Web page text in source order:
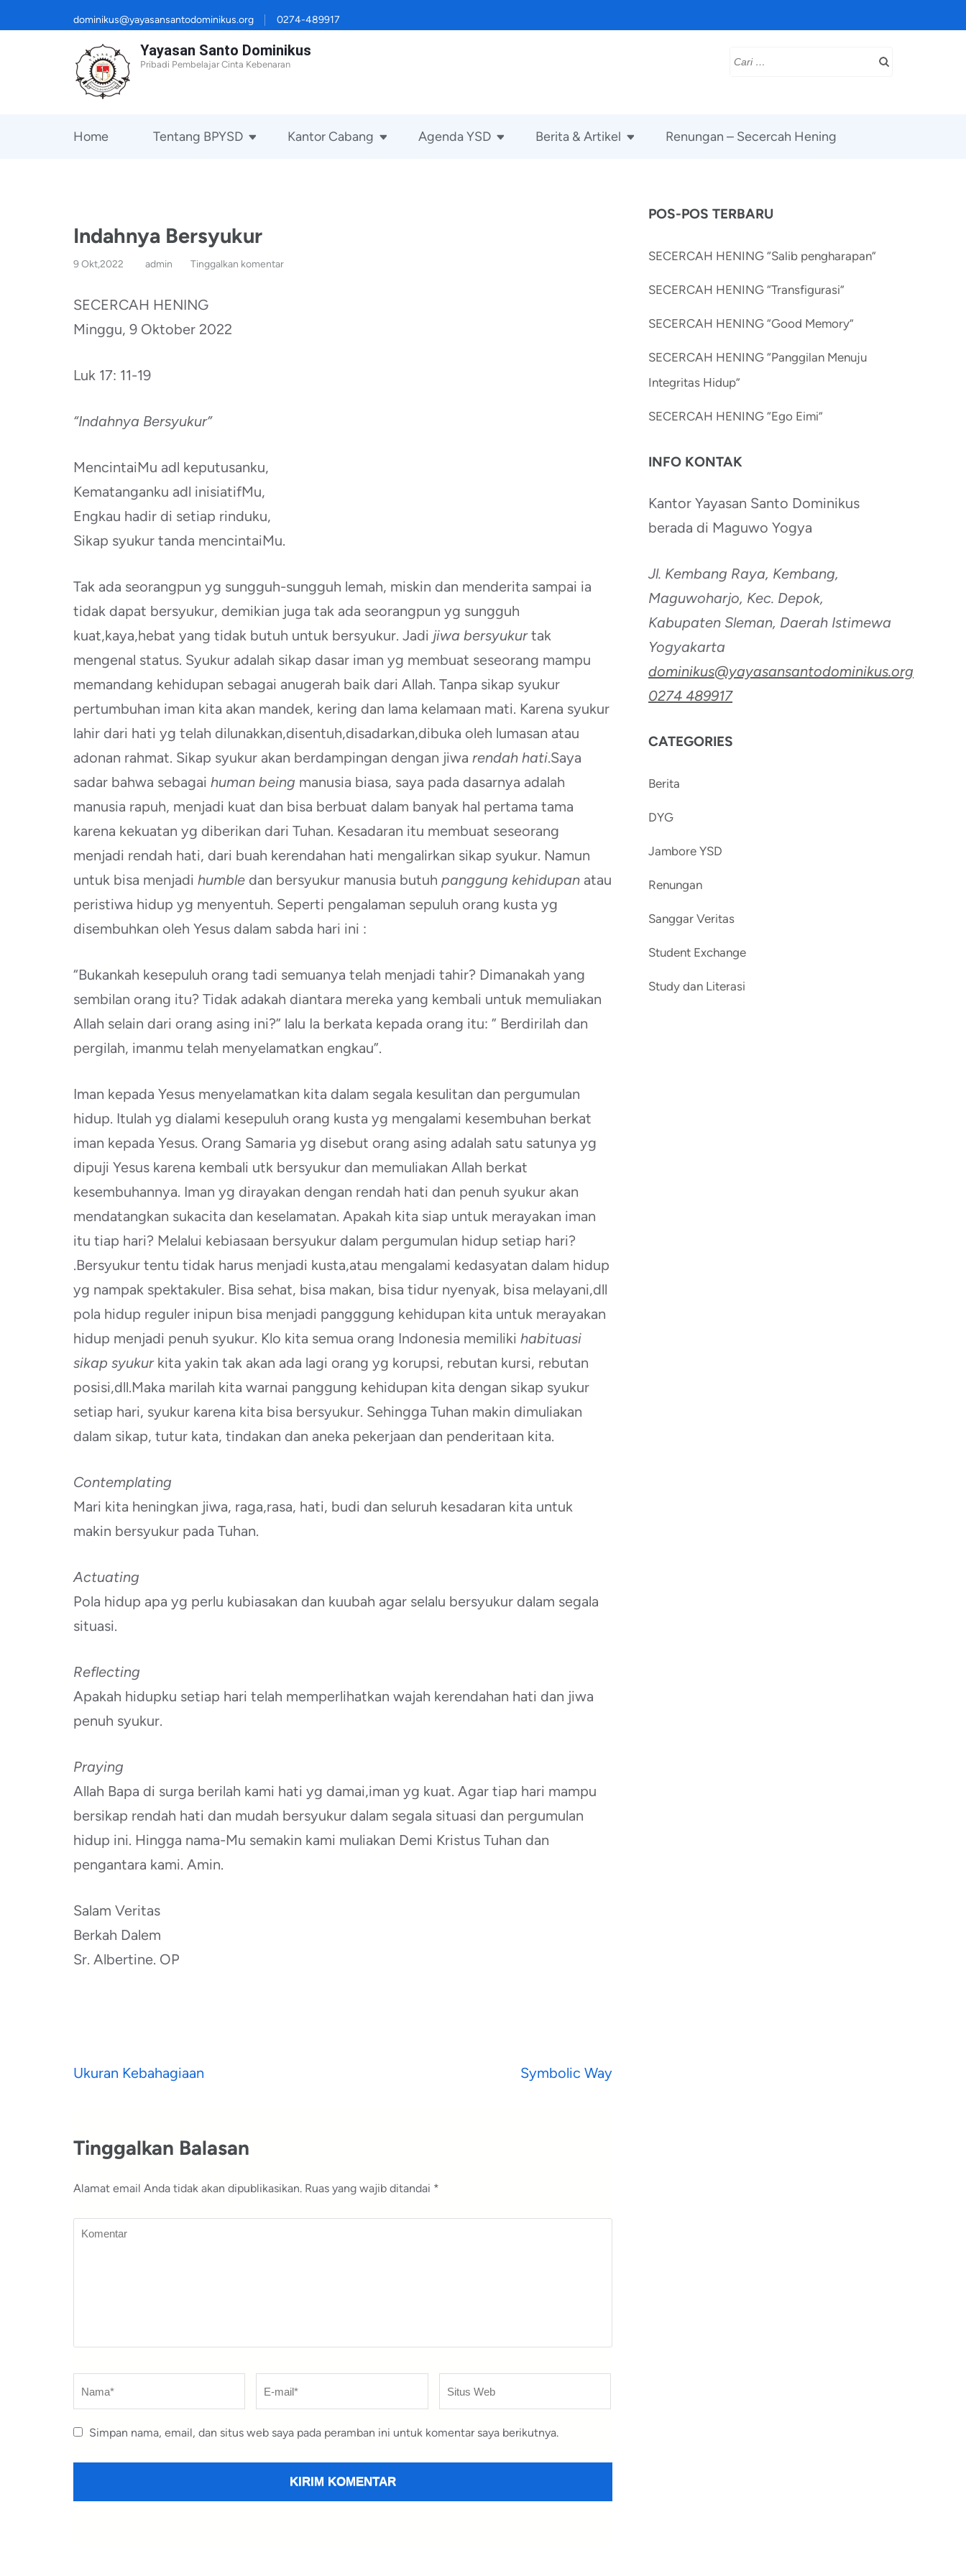
ke
dominikus@yayasansantodominikus.org 0274-489917
Yayasan Santo Dominikus
Pribadi Pembelajar Cinta Kebenaran
Cari
Home Tentang BPYSD Kantor Cabang Agenda YSD Berita & Artikel Renungan – Secercah Hening
Indahnya Bersyukur
9 Okt,2022 admin Tinggalkan komentar
SECERCAH HENING
Minggu, 9 Oktober 2022
Luk 17: 11-19
“Indahnya Bersyukur”
MencintaiMu adl keputusanku,
Kematanganku adl inisiatifMu,
Engkau hadir di setiap rinduku,
Sikap syukur tanda mencintaiMu.
Tak ada seorangpun yg sungguh-sungguh lemah, miskin dan menderita sampai ia
tidak dapat bersyukur, demikian juga tak ada seorangpun yg sungguh
kuat,kaya,hebat yang tidak butuh untuk bersyukur. Jadi jiwa bersyukurtak
mengenal status. Syukur adalah sikap dasar iman yg membuat seseorang mampu
memandang kehidupan sebagai anugerah baik dari Allah. Tanpa sikap syukur
pertumbuhan iman kita akan mandek, kering dan lama kelamaan mati. Karena syukur
lahir dari hati yg telah dilunakkan,disentuh,disadarkan,dibuka oleh lumasan atau
adonan rahmat. Sikap syukur akan berdampingan dengan jiwa rendah hati.Saya
sadar bahwa sebagai human being manusia biasa, saya pada dasarnya adalah
manusia rapuh, menjadi kuat dan bisa berbuat dalam banyak hal pertama tama
karena kekuatan yg diberikan dari Tuhan. Kesadaran itu membuat seseorang
menjadi rendah hati, dari buah kerendahan hati mengalirkan sikap syukur. Namun
untuk bisa menjadi humble dan bersyukur manusia butuh panggung kehidupan atau
peristiwa hidup yg menyentuh. Seperti pengalaman sepuluh orang kusta yg
disembuhkan oleh Yesus dalam sabda hari ini :
“Bukankah kesepuluh orang tadi semuanya telah menjadi tahir? Dimanakah yang
sembilan orang itu? Tidak adakah diantara mereka yang kembali untuk memuliakan
Allah selain dari orang asing ini?” lalu Ia berkata kepada orang itu: ” Berdirilah dan
pergilah, imanmu telah menyelamatkan engkau”.
Iman kepada Yesus menyelamatkan kita dalam segala kesulitan dan pergumulan
hidup. Itulah yg dialami kesepuluh orang kusta yg mengalami kesembuhan berkat
iman kepada Yesus. Orang Samaria yg disebut orang asing adalah satu satunya yg
dipuji Yesus karena kembali utk bersyukur dan memuliakan Allah berkat
kesembuhannya. Iman yg dirayakan dengan rendah hati dan penuh syukur akan
mendatangkan sukacita dan keselamatan. Apakah kita siap untuk merayakan iman
itu tiap hari? Melalui kebiasaan bersyukur dalam pergumulan hidup setiap hari?
.Bersyukur tentu tidak harus menjadi kusta,atau mengalami kedasyatan dalam hidup
yg nampak spektakuler. Bisa sehat, bisa makan, bisa tidur nyenyak, bisa melayani,dll
pola hidup reguler inipun bisa menjadi pangggung kehidupan kita untuk merayakan
hidup menjadi penuh syukur. Klo kita semua orang Indonesia memiliki habituasi
sikap syukurkita yakin tak akan ada lagi orang yg korupsi, rebutan kursi, rebutan
posisi,dll.Maka marilah kita warnai panggung kehidupan kita dengan sikap syukur
setiap hari, syukur karena kita bisa bersyukur. Sehingga Tuhan makin dimuliakan
dalam sikap, tutur kata, tindakan dan aneka pekerjaan dan penderitaan kita.
Contemplating
Mari kita heningkan jiwa, raga,rasa, hati, budi dan seluruh kesadaran kita untuk
makin bersyukur pada Tuhan.
Actuating
Pola hidup apa yg perlu kubiasakan dan kuubah agar selalu bersyukur dalam segala
situasi.
Reflecting
Apakah hidupku setiap hari telah memperlihatkan wajah kerendahan hati dan jiwa
penuh syukur.
Praying
Allah Bapa di surga berilah kami hati yg damai,iman yg kuat. Agar tiap hari mampu
bersikap rendah hati dan mudah bersyukur dalam segala situasi dan pergumulan
hidup ini. Hingga nama-Mu semakin kami muliakan Demi Kristus Tuhan dan
pengantara kami. Amin.
Salam Veritas
Berkah Dalem
Sr. Albertine. OP
Navigasi
Ukuran Kebahagiaan Symbolic Way
Tinggalkan Balasan
Alamat email Anda tidak akan dipublikasikan. Ruas yang wajib ditandai *
Komentar
Nama
E-
mail*
Situs
Web
Simpan nama, email, dan situs web saya pada peramban ini untuk komentar saya berikutnya.
POS-POS TERBARU
SECERCAH HENING “Salib pengharapan”
SECERCAH HENING “Transfigurasi”
SECERCAH HENING “Good Memory”
SECERCAH HENING “Panggilan Menuju
Integritas Hidup”
SECERCAH HENING “Ego Eimi”
INFO KONTAK
Kantor Yayasan Santo Dominikus
berada di Maguwo Yogya
Jl. Kembang Raya, Kembang,
Maguwoharjo, Kec. Depok,
Kabupaten Sleman, Daerah Istimewa
Yogyakarta
dominikus@yayasansantodominikus.org
0274 489917
CATEGORIES
Berita
DYG
Jambore YSD
Renungan
Sanggar Veritas
Student Exchange
Study dan Literasi